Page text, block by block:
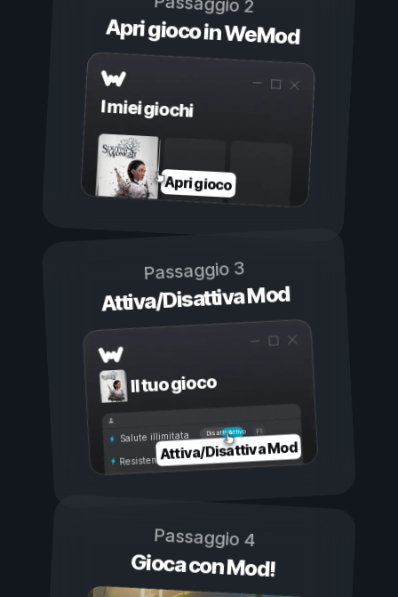
Apri gioco in WeMod
I miei giochi
Apri gioco
Passaggio 3
Attiva/Disattiva Mod
Il tuo gioco
Attivo
Disattivo
Salute illimitata
Resistenza illimitata
Attiva/Disattiva Mod
Passaggio 4
Gioca con Mod!